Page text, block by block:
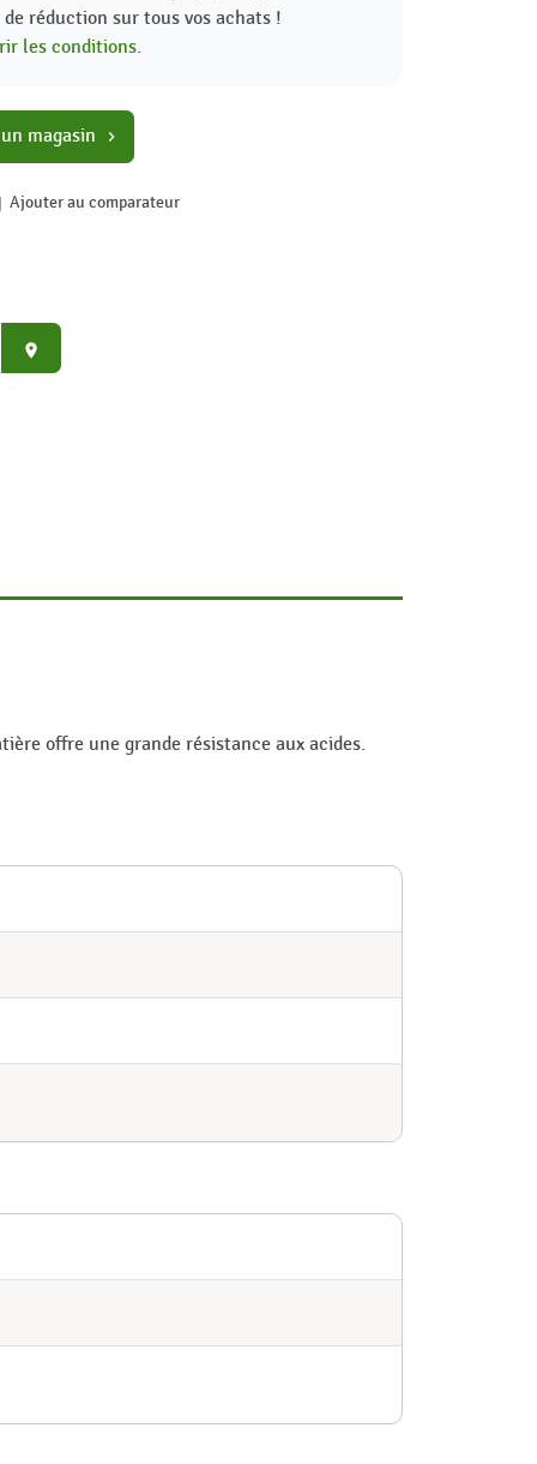
de réduction sur tous vos achats !
les conditions.
magasin chevron_right
Ajouter au comparateur
place
offre une grande résistance aux acides.